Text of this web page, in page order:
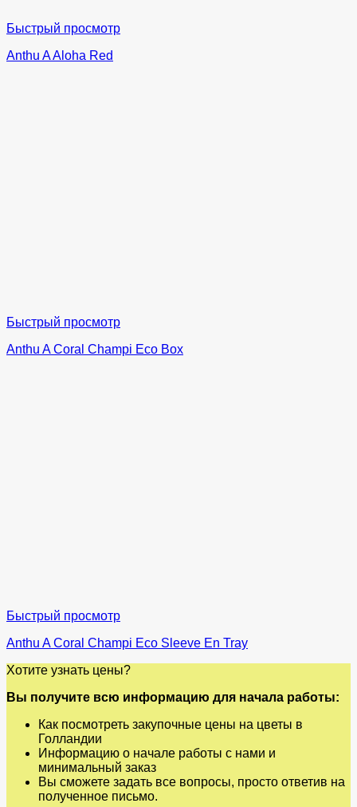
Быстрый просмотр
Anthu A Aloha Red
Быстрый просмотр
Anthu A Coral Champi Eco Box
Быстрый просмотр
Anthu A Coral Champi Eco Sleeve En Tray
Хотите узнать цены?
Вы получите всю информацию для начала работы:
Как посмотреть закупочные цены на цветы в
Голландии
Информацию о начале работы с нами и
минимальный заказ
Вы сможете задать все вопросы, просто ответив на
полученное письмо.